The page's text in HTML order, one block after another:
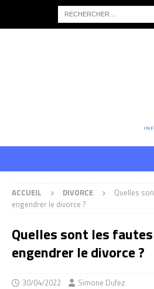
ACCUEIL DIVORCE
Quelles
engendrer le divorce ?
Quelles sont les
engendrer le divorce ?
30/04/2022 Simone Dufez